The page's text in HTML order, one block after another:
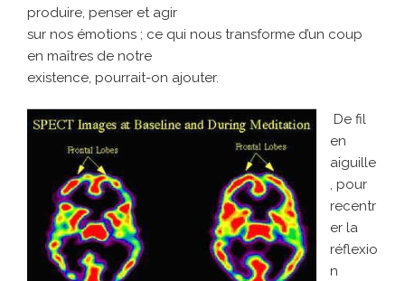
produire, penser et agir
sur nos émotions ; ce qui nous transforme d’un coup
en maîtres de notre
existence, pourrait-on ajouter.
De fil
en
aiguille
, pour
recentr
er la
réflexio
n